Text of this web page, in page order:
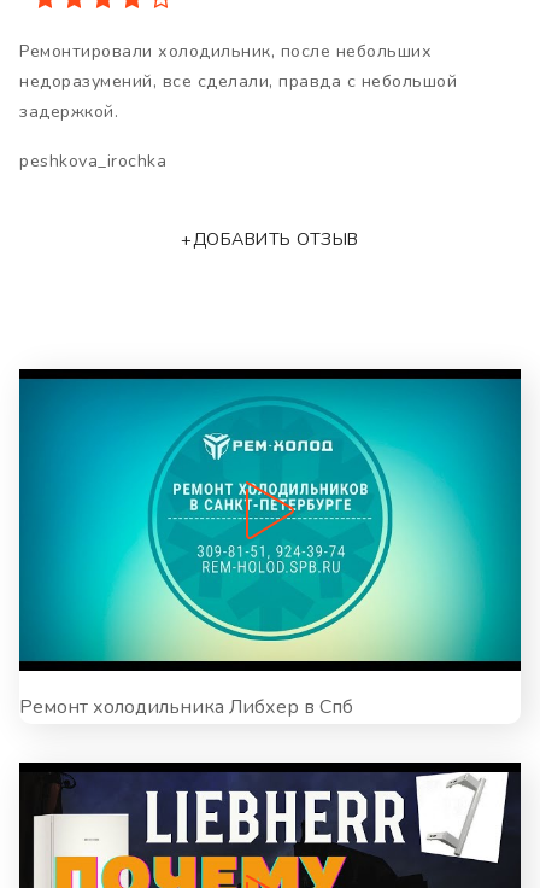
Ремонтировали холодильник, после небольших
недоразумений, все сделали, правда с небольшой
задержкой.
peshkova_irochka
+ДОБАВИТЬ ОТЗЫВ
Ремонт холодильника Либхер в Спб